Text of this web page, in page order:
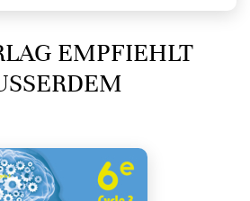
EMPFIEHLT